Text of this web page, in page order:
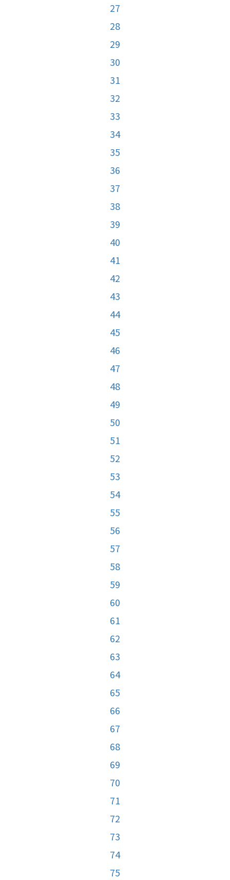
27
28
29
30
31
32
33
34
35
36
37
38
39
40
41
42
43
44
45
46
47
48
49
50
51
52
53
54
55
56
57
58
59
60
61
62
63
64
65
66
67
68
69
70
71
72
73
74
75